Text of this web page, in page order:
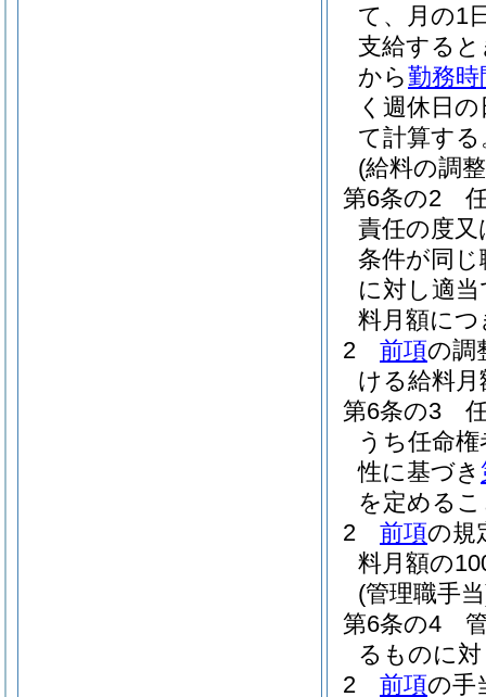
て、月の1
支給する
から勤務時
く週休日
て計算する
(給料の調
第6条の2
責任の度又
条件が同
に対し適
料月額に
2
前項の調
ける給料
第6条の3
うち任命
性に基づき
を定める
2
前項の規
料月額の
(管理職手
第6条の4
るものに
2
前項の手